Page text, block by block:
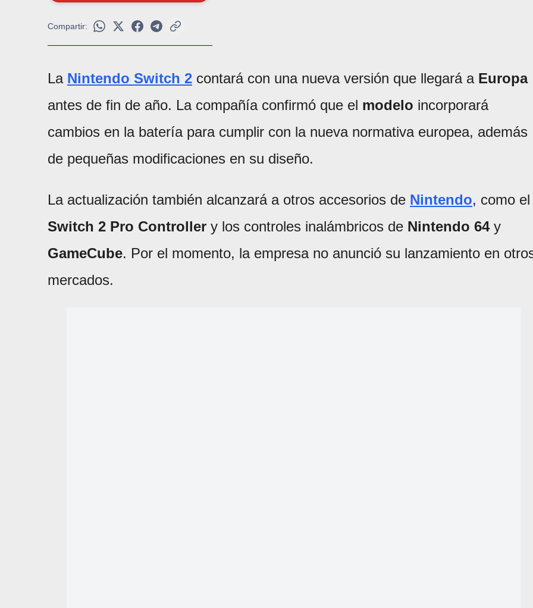
Compartir:
La Nintendo Switch 2 contará con una nueva versión que llegará a Europa
antes de fin de año. La compañía confirmó que el modelo incorporará
cambios en la batería para cumplir con la nueva normativa europea, además
de pequeñas modificaciones en su diseño.
La actualización también alcanzará a otros accesorios de Nintendo, como el
Switch 2 Pro Controller y los controles inalámbricos de Nintendo 64y
GameCube. Por el momento, la empresa no anunció su lanzamiento en
mercados.